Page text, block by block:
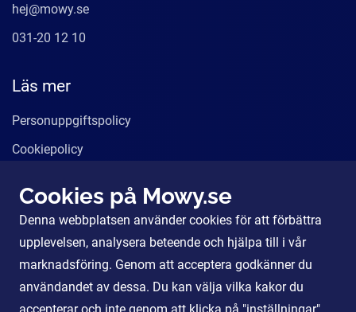
hej@mowy.se
031-20 12 10
Läs mer
Personuppgiftspolicy
Cookiepolicy
Våra tjänster
För Partners
Cookies på Mowy.se
Denna webbplatsen använder cookies för att förbättra
upplevelsen, analysera beteende och hjälpa till i vår
marknadsföring. Genom att acceptera godkänner du
användandet av dessa. Du kan välja vilka kakor du